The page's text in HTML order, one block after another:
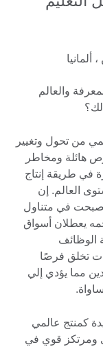
والعالم
من تحول وتغيير
هائلة ومخاطر
في طريقة إنتاج
العالم. إن
أصبحت في متناول
يعطلان أسواق
الوظائف
تخلق فرصًا
مما يؤدي إلي
كمنتج عالمي
ومرتكز قوي في